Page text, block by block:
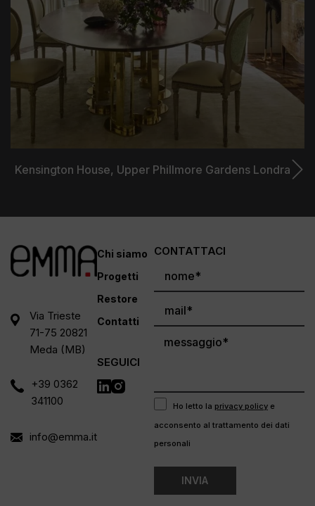
Kensington House, Upper Phillmore Gardens Londra
Via Trieste
71-75 20821
Meda (MB)
+39 0362
341100
info@emma.it
Chi siamo
Progetti
Restore
Contatti
SEGUICI
CONTATTACI
Ho letto la privacy policye
acconsento al trattamento dei dati
personali
INVIA